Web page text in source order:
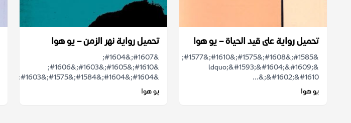
تحميل رواية على قيد الحياة – يو هوا
&#1585;&#1608;&#1575;&#1610;&#1577;
&ldquo;&#1593;&#1604;&#1609;
&#1602;&#1610;&...
يو هوا
تحميل رواية نهر الزمن – يو هوا
&#1607;&#1604;
&#1610;&#1605;&#1603;&#1606;
&#1604;&#1604;&#1584;&#1575;&#1603;&...
يو هوا